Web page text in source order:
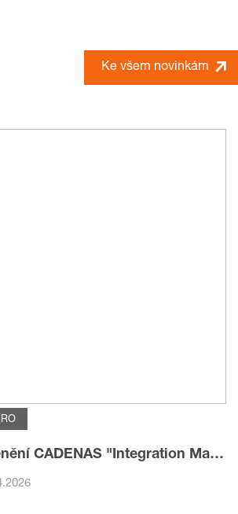
Ke všem novinkám
Ocenění CADENAS "Integration Master": FIBRO stanovuje standardy v oblasti integrace dat